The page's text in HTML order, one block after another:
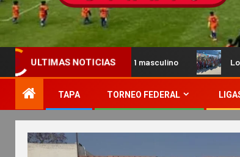
ULTIMAS NOTICIAS
femenina y A1 masculino Los seleccionados
TAPA TORNEO FEDERAL